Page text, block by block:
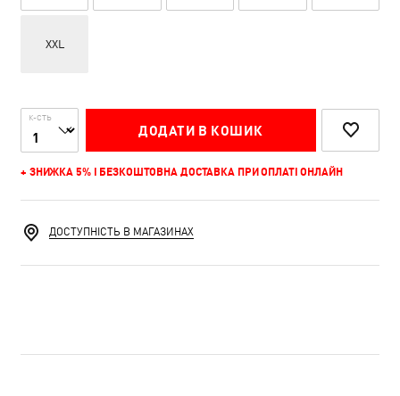
XXL
К-СТЬ
ДОДАТИ В КОШИК
+ ЗНИЖКА 5% І БЕЗКОШТОВНА ДОСТАВКА ПРИ ОПЛАТІ ОНЛАЙН
ДОСТУПНІСТЬ В МАГАЗИНАХ